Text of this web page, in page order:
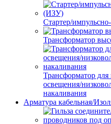
Стартер/
Трансформатор
Трансформатор
освещения/
накаливания
Арматура кабельная/